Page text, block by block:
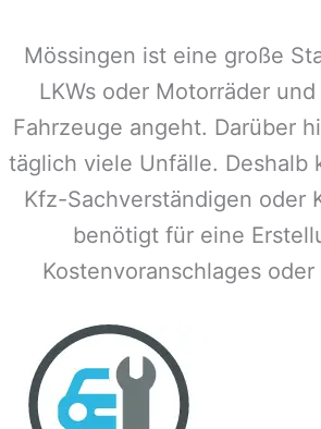
Mössingen ist eine große
LKWs oder Motorräder
Fahrzeuge angeht. Darüber
täglich viele Unfälle. Deshalb
Kfz-Sachverständigen oder
benötigt für eine
Kostenvoranschlages